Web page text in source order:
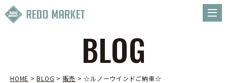
BLOG
HOME >BLOG > 販売 >☆ルノーウインドご納車☆